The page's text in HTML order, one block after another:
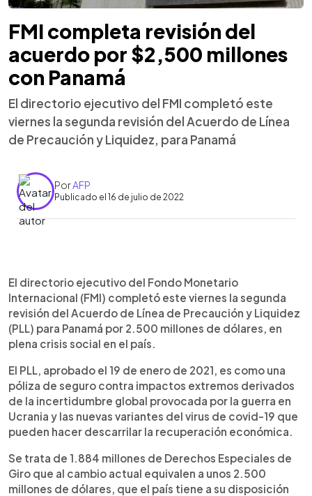
FMI completa revisión del
acuerdo por $2,500 millones
con Panamá
El directorio ejecutivo del FMI completó este
viernes la segunda revisión del Acuerdo de Línea
de Precaución y Liquidez, para Panamá
PorAFP
Publicado el 16 de julio de 2022
Escuchar artículo
El directorio ejecutivo del Fondo Monetario
Internacional (FMI) completó este viernes la segunda
revisión del Acuerdo de Línea de Precaución y Liquidez
(PLL) para Panamá por 2.500 millones de dólares, en
plena crisis social en el país.
El PLL, aprobado el 19 de enero de 2021, es como una
póliza de seguro contra impactos extremos derivados
de la incertidumbre global provocada por la guerra en
Ucrania y las nuevas variantes del virus de covid-19 que
pueden hacer descarrilar la recuperación económica.
Se trata de 1.884 millones de Derechos Especiales de
Giro que al cambio actual equivalen a unos 2.500
millones de dólares, que el país tiene a su disposición